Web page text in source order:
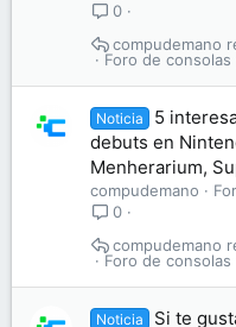
0
Foro de
compudemano
Noticia
5
debuts en
Menherarium,
compudemano
0
Foro de
compudemano
Noticia
Si te